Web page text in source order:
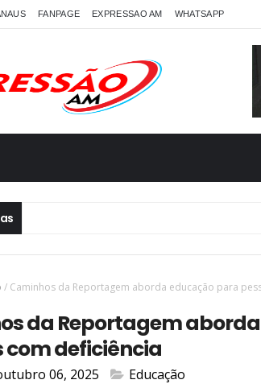
FANPAGE EXPRESSAO AM WHATSAPP
/ Caminhos da Reportagem aborda educação para
da Reportagem
com deficiência
06, 2025 Educação